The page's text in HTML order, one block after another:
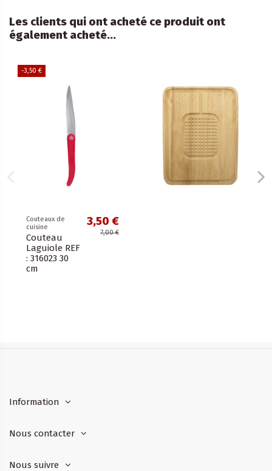
Les clients qui ont acheté ce produit ont
également acheté...
-3,50 €
Couteaux de
cuisine
Couteau
Laguiole REF
: 316023 30
cm
3,50 €
7,00 €
Information
Nous contacter
Nous suivre